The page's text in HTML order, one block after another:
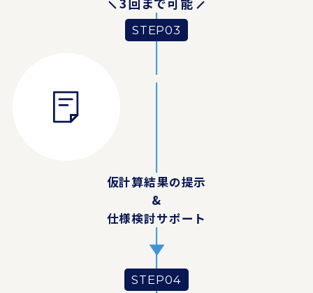
STEP03
仮計算結果の提示
&
仕様検討サポート
STEP04